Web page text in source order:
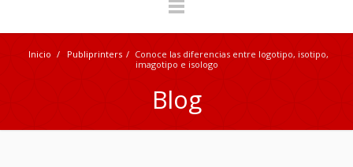
Inicio / Publiprinters / Conoce las diferencias entre logotipo, isotipo,
imagotipo e isologo
Blog